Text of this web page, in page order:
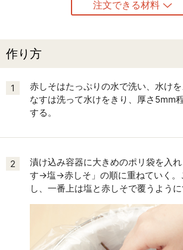
注文できる材料
作り方
1
赤しそはたっぷりの水で洗い、水けを
なすは洗って水けをきり、厚さ5mm
する。
2
漬け込み容器に大きめのポリ袋を入
す→塩→赤しそ」の順に重ねていく。
し、一番上は塩と赤しそで覆うように